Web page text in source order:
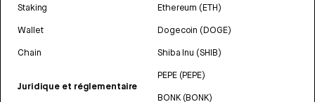
Staking
Wallet
Chain
Juridique et réglementaire
Ethereum (ETH)
Dogecoin (DOGE)
Shiba Inu (SHIB)
PEPE (PEPE)
BONK (BONK)